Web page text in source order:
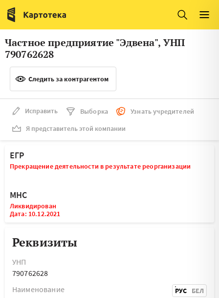
Италия
Люксембург
Литва
Латвия
Словения
Франция
Финляндия
Швеция
Мальта
Частное предприятие "Эдвена", УНП
790762628
Следить за контрагентом
Исправить Выборка
Узнать учредителей
Я представитель этой компании
ЕГР
Прекращение деятельности в результате реорганизации
МНС
Ликвидирован
Дата: 10.12.2021
Реквизиты
УНП
790762628
Наименование
РУС БЕЛ